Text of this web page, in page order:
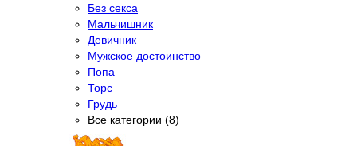
Без секса
Мальчишник
Девичник
Мужское достоинство
Попа
Торс
Грудь
Все категории (8)